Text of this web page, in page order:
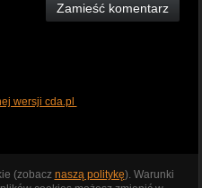
Zamieść komentarz
wersji cda.pl
(zobacz naszą politykę). Warunki